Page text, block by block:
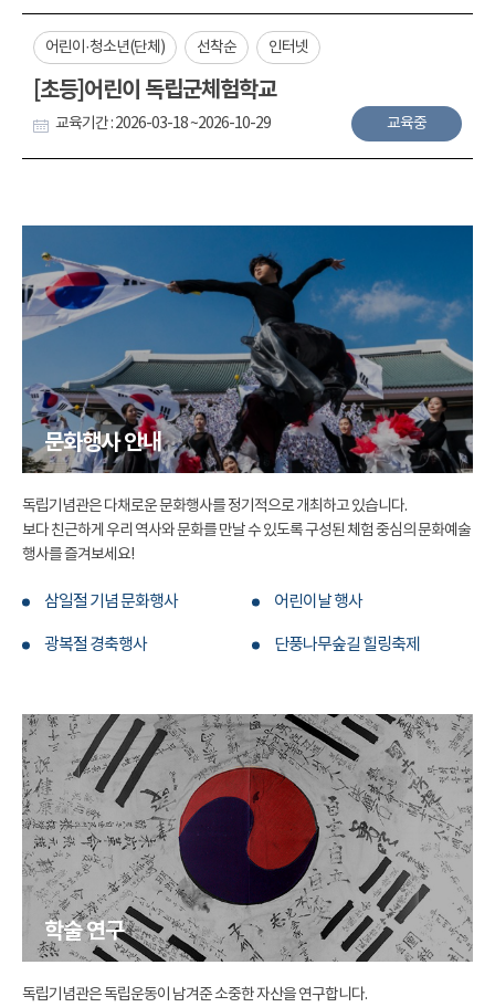
어린이·청소년(단체) 선착순 인터넷
[초등]어린이 독립군체험학교
교육기간 : 2026-03-18 ~2026-10-29 교육중
문화행사 안내
독립기념관은 다채로운 문화행사를 정기적으로 개최하고 있습니다.
보다 친근하게 우리 역사와 문화를 만날 수 있도록 구성된 체험 중심의 문화예술
행사를 즐겨보세요!
삼일절 기념 문화행사 어린이날 행사
광복절 경축행사 단풍나무숲길 힐링축제
학술 연구
독립기념관은 독립운동이 남겨준 소중한 자산을 연구합니다.